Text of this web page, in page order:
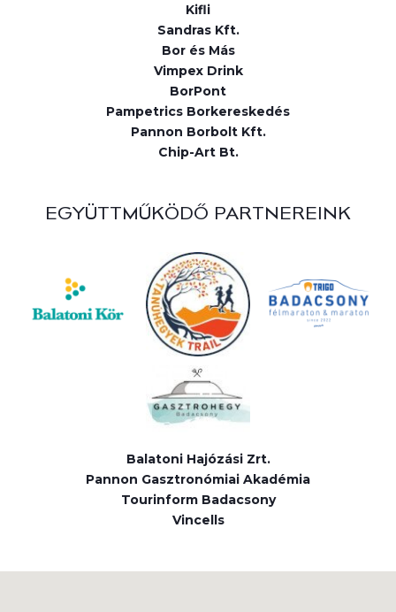
Kifli
Sandras Kft.
Bor és Más
Vimpex Drink
BorPont
Pampetrics Borkereskedés
Pannon Borbolt Kft.
Chip-Art Bt.
EGYÜTTMŰKÖDŐ PARTNEREINK
Balatoni Hajózási Zrt.
Pannon Gasztronómiai Akadémia
Tourinform Badacsony
Vincells